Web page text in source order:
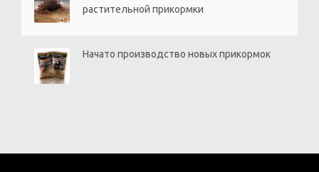
растительной прикормки
Начато производство новых прикормок